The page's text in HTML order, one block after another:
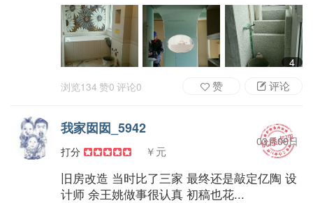
4
浏览134 赞0 评论0 评论
赞
我家囡囡_5942
打分 ￥元
03月06日
旧房改造 当时比了三家 最终还是敲定亿陶 设
计师 余王姚做事很认真 初稿也花...